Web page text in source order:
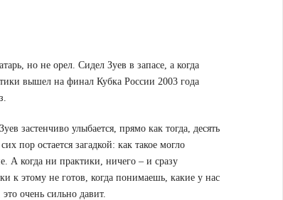
но не орел. Сидел Зуев в запасе, а когда
вышел на финал Кубка России 2003 года
застенчиво улыбается, прямо как тогда, десять
пор остается загадкой: как такое могло
А когда ни практики, ничего – и сразу
к этому не готов, когда понимаешь, какие у нас
очень сильно давит.